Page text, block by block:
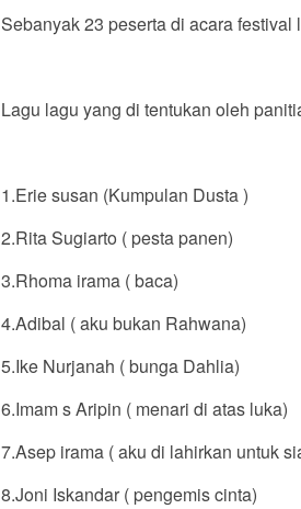
Sebanyak 23 peserta di acara
‎Lagu lagu yang di tentukan oleh
‎1.Erie susan (Kumpulan Dusta )
‎2.Rita Sugiarto ( pesta panen)
‎3.Rhoma irama ( baca)
‎4.Adibal ( aku bukan Rahwana)
‎5.Ike Nurjanah ( bunga Dahlia)
‎6.Imam s Aripin ( menari di atas luka)
‎7.Asep irama ( aku di lahirkan untuk
‎8.Joni Iskandar ( pengemis cinta)